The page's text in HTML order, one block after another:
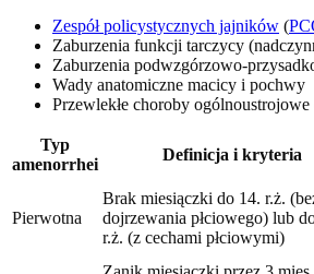
Zespół policystycznych jajników (
Zaburzenia funkcji tarczycy
Zaburzenia podwzgórzowo-
Wady anatomiczne macicy i pochwy
Przewlekłe choroby
Typ
amenorrhei
Definicja i kryteria
Pierwotna
Brak miesiączki do 14. r.ż.
dojrzewania płciowego) lub
r.ż. (z cechami płciowymi)